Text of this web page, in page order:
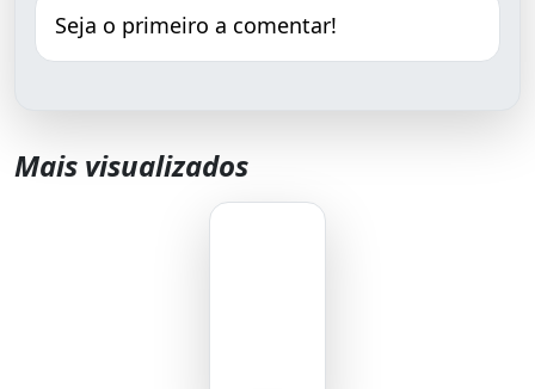
Seja o primeiro a comentar!
Mais visualizados